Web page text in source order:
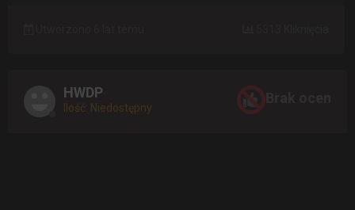
HWDP
Ilość: Niedostępny